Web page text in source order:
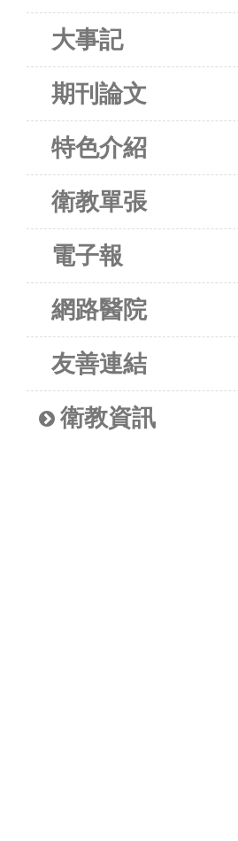
大事記
期刊論文
特色介紹
衛教單張
電子報
網路醫院
友善連結
衛教資訊